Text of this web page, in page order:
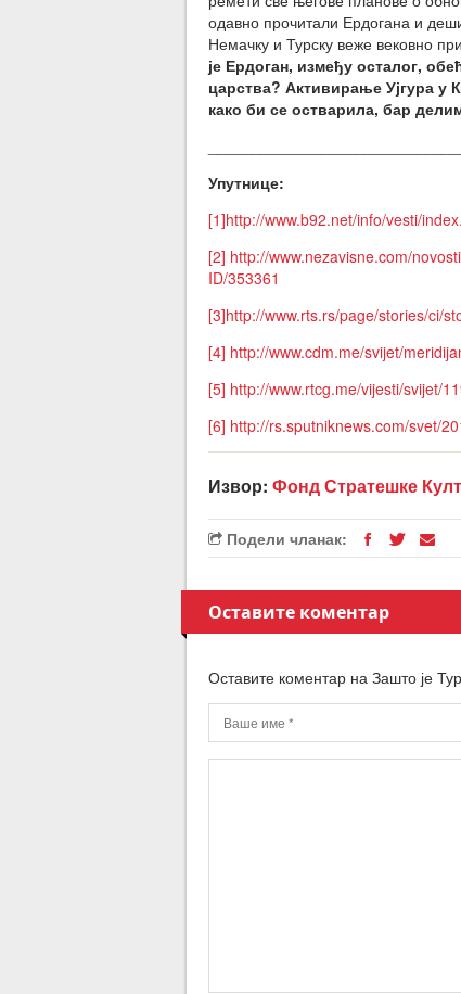
одавно прочитали Ердогана и
Немачку и Турску веже вековно
је Ердоган, између осталог,
царства? Активирање Ујгура у
како би се остварила, бар
Упутнице:
[1]http://www.b92.net/info/vesti/
[2] http://www.nezavisne.com/
ID/353361
[3]http://www.rts.rs/page/stories/ci/
[4] http://www.cdm.me/svijet/
[5] http://www.rtcg.me/vijesti/svijet/
[6] http://rs.sputniknews.com/svet/
Извор: Фонд Стратешке
Подели чланак:
Оставите коментар
Оставите коментар на Зашто је